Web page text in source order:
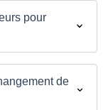
pour
de